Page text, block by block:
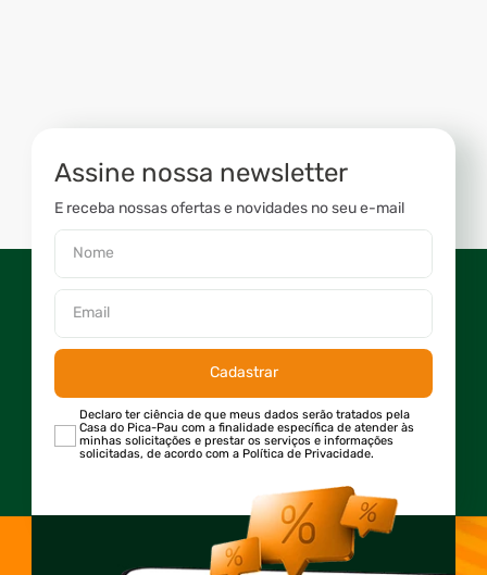
Assine nossa newsletter
E receba nossas ofertas e novidades no seu e-mail
Cadastrar
Declaro ter ciência de que meus dados serão tratados pela
Casa do Pica-Pau com a finalidade específica de atender às
minhas solicitações e prestar os serviços e informações
solicitadas, de acordo com a Política de Privacidade.